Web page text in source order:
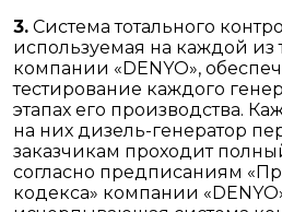
3. Система тотального
используемая на каждой из
компании «DENYO»,
тестирование каждого
этапах его производства.
на них дизель-генератор
заказчикам проходит
согласно предписаниям
кодекса» компании